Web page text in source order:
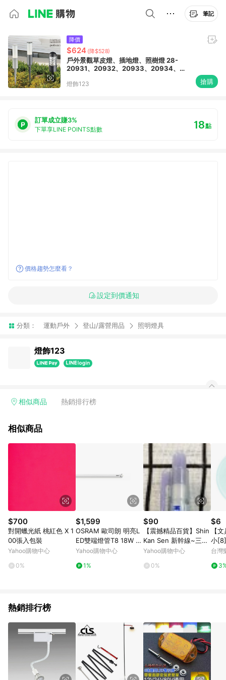
筆記
降價
$624 (降$528)
戶外景觀草皮燈、插地燈、照樹燈 28-
20931、20932、20933、20934、
燈飾123 搶購
訂單成立賺3%
下單享LINE POINTS點數 18點
價格趨勢怎麼看？
設定到價通知
分類： 運動戶外 登山/露營用品 照明燈具
燈飾123
相似商品 熱銷排行榜
相似商品
$700
對開蠟光紙 桃紅色 X 1
00張入包裝
Yahoo購物中心
0%
$1,599
OSRAM 歐司朗 明亮L
ED雙端燈管T8 18W 4
尺 (12入)
Yahoo購物中心
1%
$90
【震撼精品百貨】Shin
Kan Sen 新幹線~三麗
鷗新幹線原子筆/中性
Yahoo購物中心
0%
$6
【
小
滿額
1止
台灣
熱銷排行榜